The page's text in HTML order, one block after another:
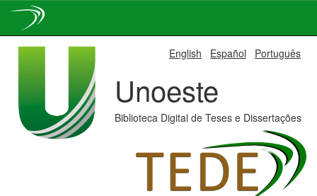
English Español Português
Unoeste
Biblioteca Digital de Teses e Dissertações